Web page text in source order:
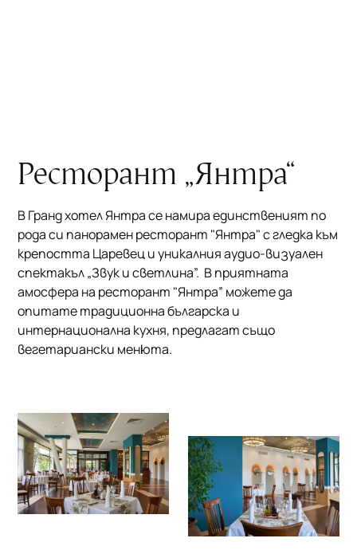
Ресторант „Янтра“
В Гранд хотел Янтра се намира единственият по
рода си панорамен ресторант "Янтра" с гледка към
крепостта Царевец и уникалния аудио-визуален
спектакъл „Звук и светлина”. В приятната
амосфера на ресторант "Янтра” можете да
опитате традиционна българска и
интернационална кухня, предлагат също
вегетариански менюта.